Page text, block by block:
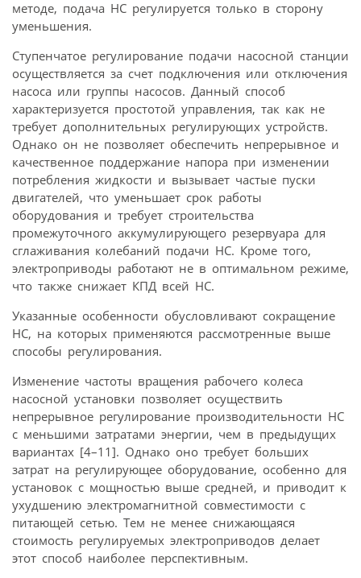
методе, подача НС регулируется только в сторону
уменьшения.
Ступенчатое регулирование подачи насосной станции
осуществляется за счет подключения или отключения
насоса или группы насосов. Данный способ
характеризуется простотой управления, так как не
требует дополнительных регулирующих устройств.
Однако он не позволяет обеспечить непрерывное и
качественное поддержание напора при изменении
потребления жидкости и вызывает частые пуски
двигателей, что уменьшает срок работы
оборудования и требует строительства
промежуточного аккумулирующего резервуара для
сглаживания колебаний подачи НС. Кроме того,
электроприводы работают не в оптимальном режиме,
что также снижает КПД всей НС.
Указанные особенности обусловливают сокращение
НС, на которых применяются рассмотренные выше
способы регулирования.
Изменение частоты вращения рабочего колеса
насосной установки позволяет осуществить
непрерывное регулирование производительности НС
с меньшими затратами энергии, чем в предыдущих
вариантах [4–11]. Однако оно требует больших
затрат на регулирующее оборудование, особенно для
установок с мощностью выше средней, и приводит к
ухудшению электромагнитной совместимости с
питающей сетью. Тем не менее снижающаяся
стоимость регулируемых электроприводов делает
этот способ наиболее перспективным.